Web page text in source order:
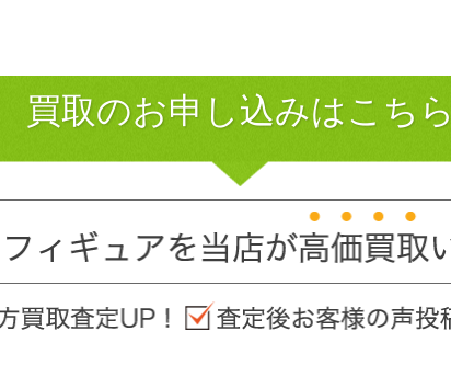
買取のお申し込みはこちら